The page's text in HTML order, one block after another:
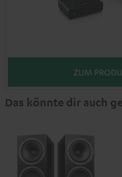
ZUM
Das könnte dir auch